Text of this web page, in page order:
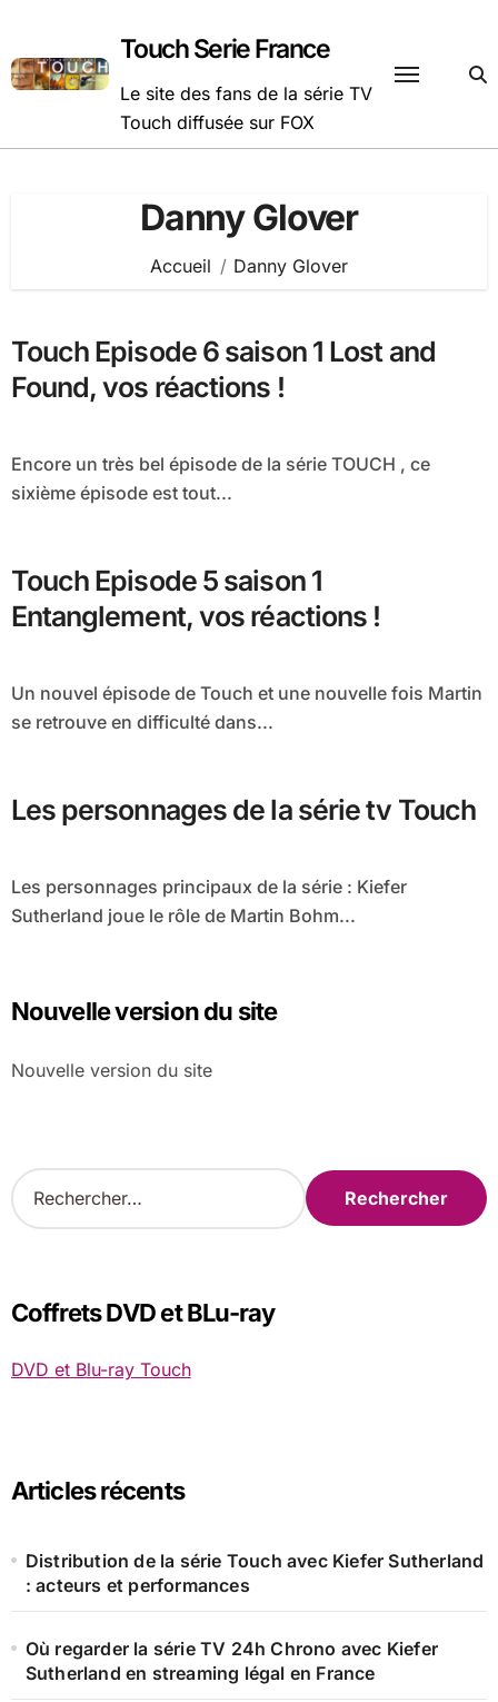
contenu
Touch Serie France
Le site des fans de la série TV
Touch diffusée sur FOX
Danny Glover
Accueil Danny Glover
Touch Episode 6 saison 1 Lost and
Found, vos réactions !
Encore un très bel épisode de la série TOUCH , ce
sixième épisode est tout...
Touch Episode 5 saison 1
Entanglement, vos réactions !
Un nouvel épisode de Touch et une nouvelle fois Martin
se retrouve en difficulté dans...
Les personnages de la série tv Touch
Les personnages principaux de la série : Kiefer
Sutherland joue le rôle de Martin Bohm...
Nouvelle version du site
Nouvelle version du site
R
e
r
c
e
Coffrets DVD et BLu-ray
DVD et Blu-ray Touch
Articles récents
Distribution de la série Touch avec Kiefer Sutherland
: acteurs et performances
Où regarder la série TV 24h Chrono avec Kiefer
Sutherland en streaming légal en France